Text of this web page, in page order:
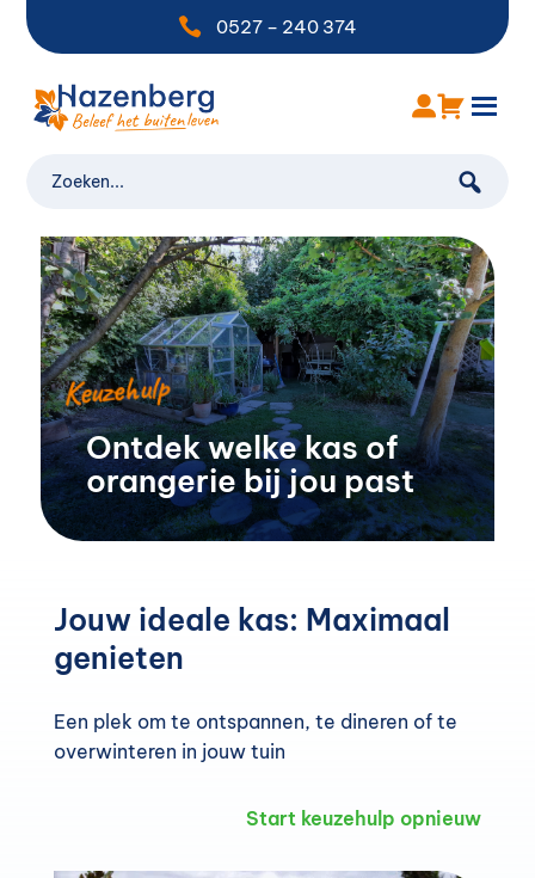
 0527 – 240 374
Keuzehulp
Ontdek welke kas of
orangerie bij jou past
Jouw ideale kas: Maximaal
genieten
Een plek om te ontspannen, te dineren of te
overwinteren in jouw tuin
Start keuzehulp opnieuw